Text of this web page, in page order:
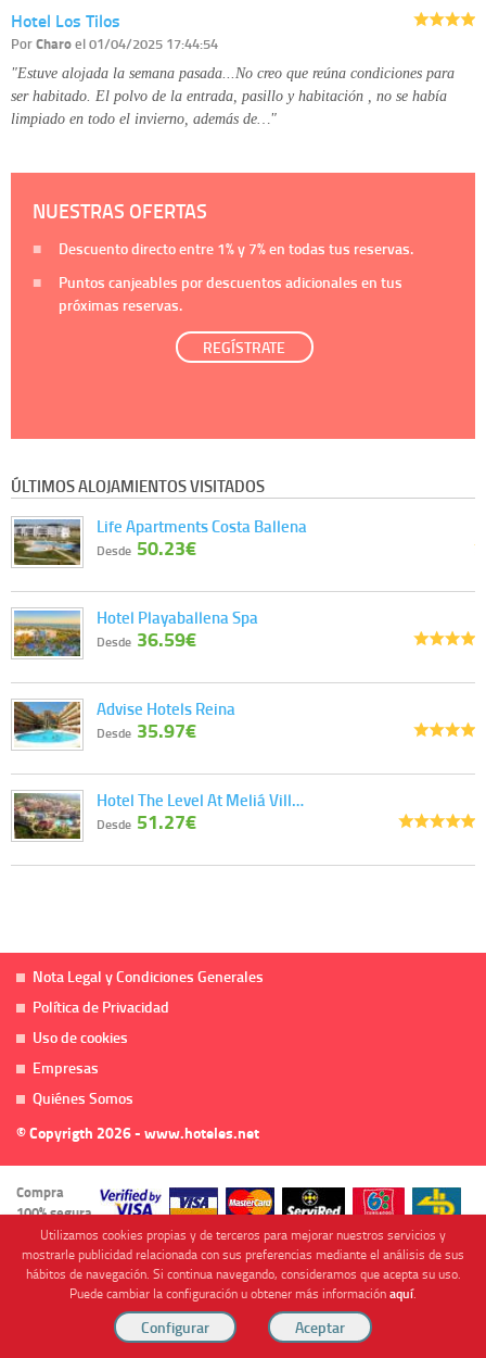
Hotel Los Tilos
PorCharoel 01/04/2025 17:44:54
"Estuve alojada la semana pasada...No creo que reúna condiciones para
ser habitado. El polvo de la entrada, pasillo y habitación , no se había
limpiado en todo el invierno, además de…"
NUESTRAS OFERTAS
Descuento directo entre 1%y 7%en todas tus reservas.
Puntos canjeables por descuentos adicionales en tus
próximas reservas.
REGÍSTRATE
ÚLTIMOS ALOJAMIENTOS VISITADOS
Life Apartments Costa Ballena
Desde 50.23€
Hotel Playaballena Spa
Desde 36.59€
Advise Hotels Reina
Desde 35.97€
Hotel The Level At Meliá Vill…
Desde 51.27€
Nota Legal y Condiciones Generales
Política de Privacidad
Uso de cookies
Empresas
Quiénes Somos
© Copyrigth 2026 - www.hoteles.net
Compra
100% segura
Cofinanciado por
Utilizamos cookies propias y de terceros para mejorar nuestros servicios y
mostrarle publicidad relacionada con sus preferencias mediante el análisis de sus
hábitos de navegación. Si continua navegando, consideramos que acepta su uso.
Puede cambiar la configuración u obtener más informaciónaquí.